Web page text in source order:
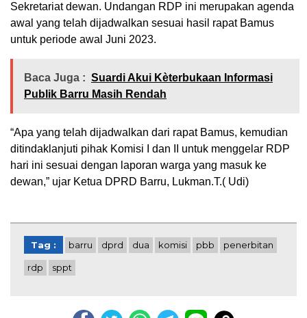
Sekretariat dewan. Undangan RDP ini merupakan agenda
awal yang telah dijadwalkan sesuai hasil rapat Bamus
untuk periode awal Juni 2023.
Baca Juga : Suardi Akui Kèterbukaan Informasi
Publik Barru Masih Rendah
“Apa yang telah dijadwalkan dari rapat Bamus, kemudian
ditindaklanjuti pihak Komisi I dan II untuk menggelar RDP
hari ini sesuai dengan laporan warga yang masuk ke
dewan,” ujar Ketua DPRD Barru, Lukman.T.( Udi)
Tag : barru dprd dua komisi pbb penerbitan
rdp sppt